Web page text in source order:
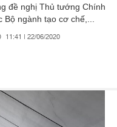
đề nghị Thủ tướng Chính
Bộ ngành tạo cơ chế,...
11:41 | 22/06/2020